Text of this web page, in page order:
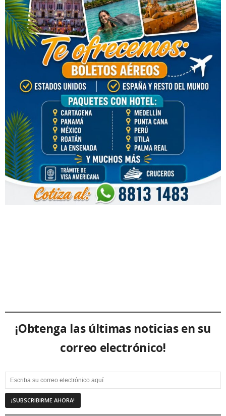
¡Obtenga las últimas noticias en su
correo electrónico!